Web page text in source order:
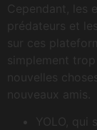
Cependant, les
prédateurs et
sur ces
simplement
nouvelles
nouveaux amis.
YOLO, qui